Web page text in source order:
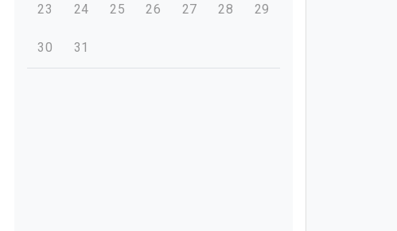
23 24 25 26 27 28 29
30 31